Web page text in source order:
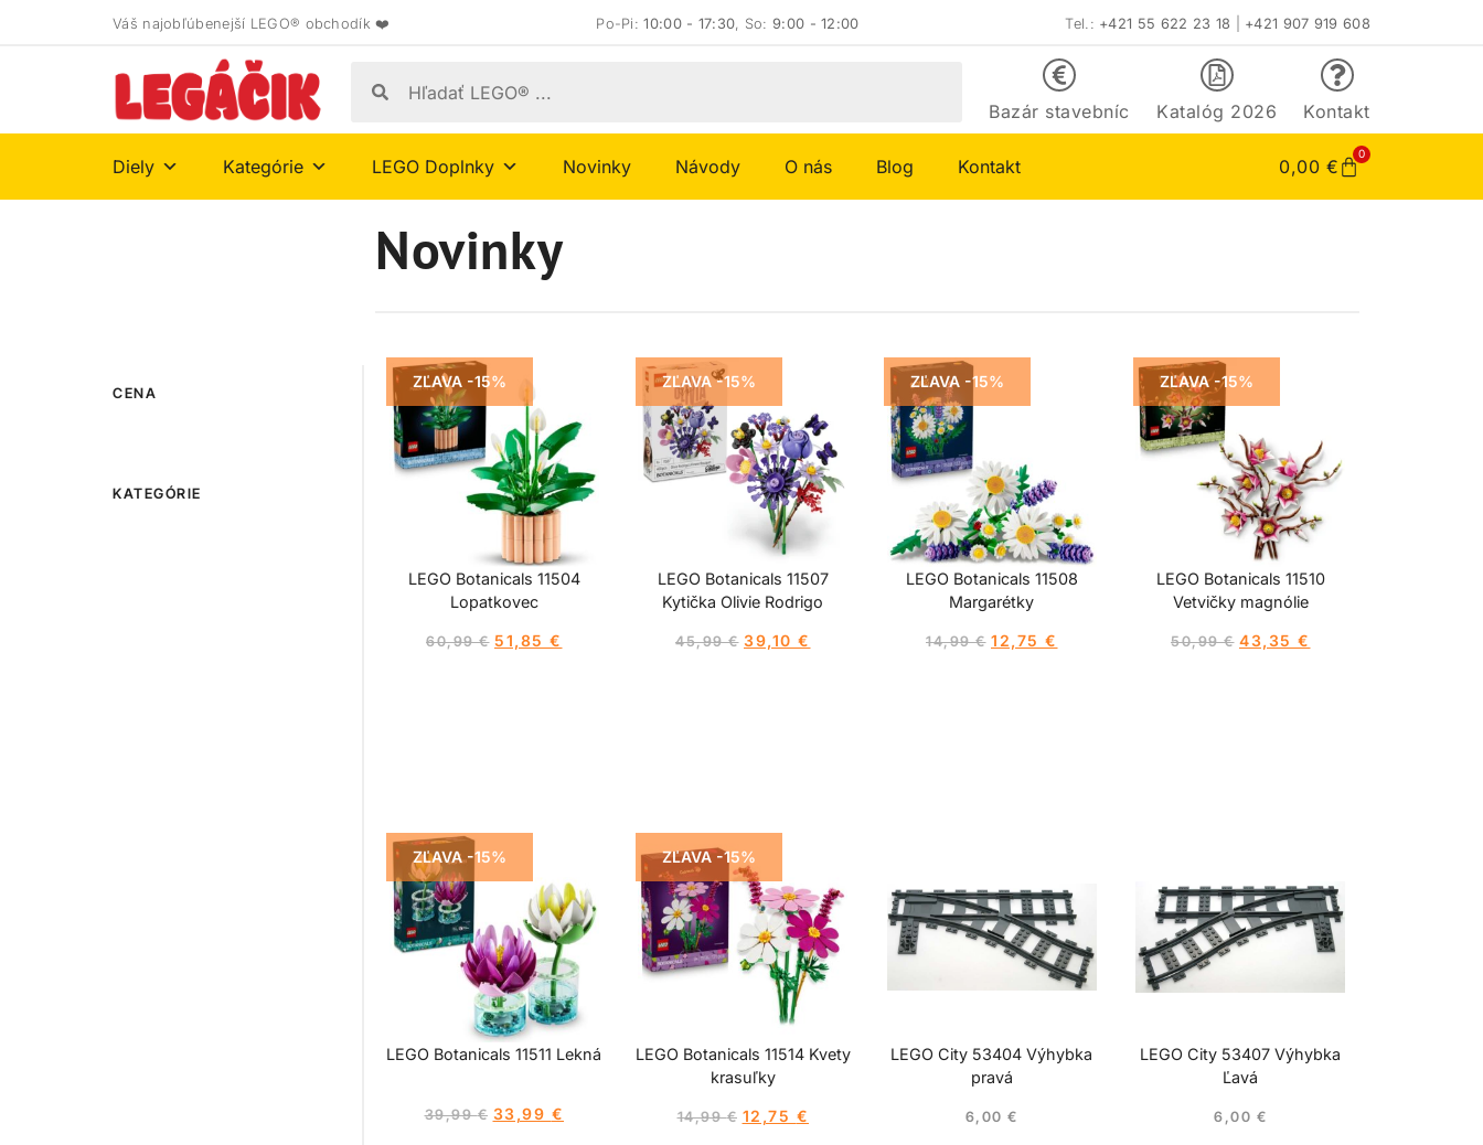
Váš najobľúbenejší LEGO® obchodík ❤️ Po-Pi:10:00 - 17:30, So:9:00 - 12:00 Tel.: +421 55 622 23 18 +421 907 919 608
Bazár stavebníc Katalóg 2026 Kontakt
Diely Kategórie LEGO Doplnky Novinky Návody O nás Blog Kontakt 0,00 €
0
CENA
KATEGÓRIE
Novinky
ZĽAVA -15%
LEGO Botanicals 11504
Lopatkovec
60,99€ 51,85 €
ZĽAVA -15%
LEGO Botanicals 11507
Kytička Olivie Rodrigo
45,99€ 39,10 €
ZĽAVA -15%
LEGO Botanicals 11508
Margarétky
14,99€ 12,75 €
ZĽAVA -15%
LEGO Botanicals 11510
Vetvičky magnólie
50,99€ 43,35 €
ZĽAVA -15%
LEGO Botanicals 11511 Lekná
39,99€ 33,99 €
ZĽAVA -15%
LEGO Botanicals 11514 Kvety
krasuľky
14,99€ 12,75 €
LEGO City 53404 Výhybka
pravá
6,00€
LEGO City 53407 Výhybka
Ľavá
6,00 €